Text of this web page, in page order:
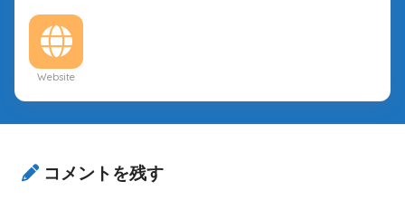
Website
コメントを残す